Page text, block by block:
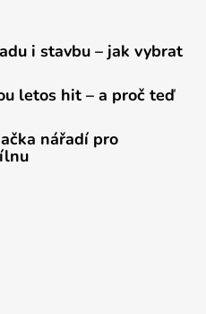
i stavbu – jak vybrat
letos hit – a proč teď
nářadí pro